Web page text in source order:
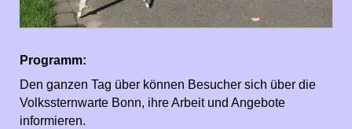
Programm:
Den ganzen Tag über können Besucher sich über die
Volkssternwarte Bonn, ihre Arbeit und Angebote
informieren.